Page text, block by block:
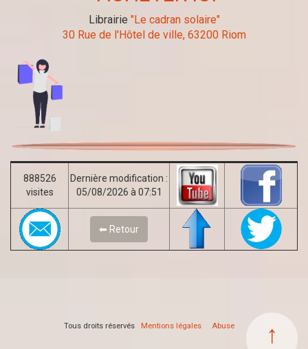
Librairie "Le cadran solaire"
30 Rue de l'Hôtel de ville, 63200 Riom
888526
visites
Dernière modification :
05/08/2026 à 07:51
⬅ Retour
↑
Tous droits réservés Mentions légales Abuse